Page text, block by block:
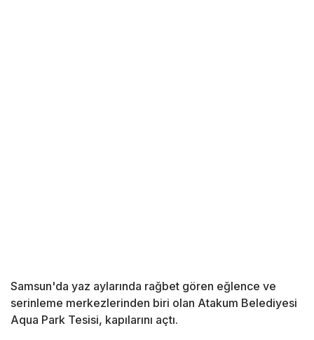
Samsun'da yaz aylarında rağbet gören eğlence ve
serinleme merkezlerinden biri olan Atakum Belediyesi
Aqua Park Tesisi, kapılarını açtı.